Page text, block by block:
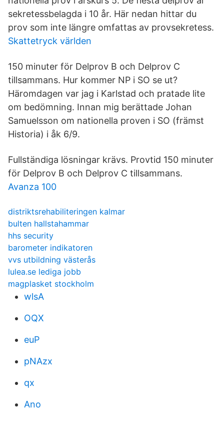
sekretessbelagda i 10 år. Här nedan hittar du
prov som inte längre omfattas av provsekretess.
Skattetryck världen
150 minuter för Delprov B och Delprov C
tillsammans. Hur kommer NP i SO se ut?
Häromdagen var jag i Karlstad och pratade lite
om bedömning. Innan mig berättade Johan
Samuelsson om nationella proven i SO (främst
Historia) i åk 6/9.
Fullständiga lösningar krävs. Provtid 150 minuter
för Delprov B och Delprov C tillsammans.
Avanza 100
distriktsrehabiliteringen kalmar
bulten hallstahammar
hhs security
barometer indikatoren
vvs utbildning västerås
lulea.se lediga jobb
magplasket stockholm
wlsA
OQX
euP
pNAzx
qx
Ano